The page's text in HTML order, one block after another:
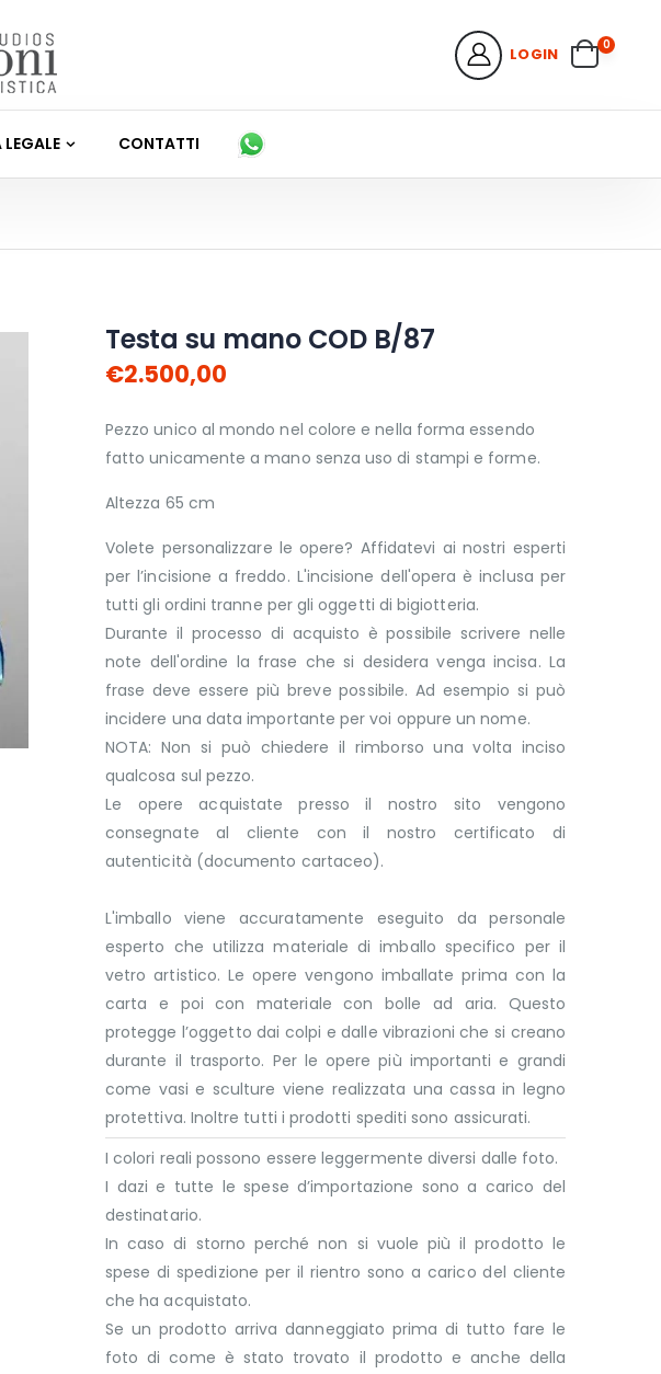
LOGIN 0
LEGALE CONTATTI
Testa su mano COD B/87
€2.500,00
Pezzo unico al mondo nel colore e nella forma essendo
fatto unicamente a mano senza uso di stampi e forme.
Altezza 65 cm
Volete personalizzare le opere? Affidatevi ai nostri esperti
per l’incisione a freddo. L'incisione dell'opera è inclusa per
tutti gli ordini tranne per gli oggetti di bigiotteria.
Durante il processo di acquisto è possibile scrivere nelle
note dell'ordine la frase che si desidera venga incisa. La
frase deve essere più breve possibile. Ad esempio si può
incidere una data importante per voi oppure un nome.
NOTA: Non si può chiedere il rimborso una volta inciso
qualcosa sul pezzo.
Le opere acquistate presso il nostro sito vengono
consegnate al cliente con il nostro certificato di
autenticità (documento cartaceo).
L'imballo viene accuratamente eseguito da personale
esperto che utilizza materiale di imballo specifico per il
vetro artistico. Le opere vengono imballate prima con la
carta e poi con materiale con bolle ad aria. Questo
protegge l’oggetto dai colpi e dalle vibrazioni che si creano
durante il trasporto. Per le opere più importanti e grandi
come vasi e sculture viene realizzata una cassa in legno
protettiva. Inoltre tutti i prodotti spediti sono assicurati.
I colori reali possono essere leggermente diversi dalle foto.
I dazi e tutte le spese d’importazione sono a carico del
destinatario.
In caso di storno perché non si vuole più il prodotto le
spese di spedizione per il rientro sono a carico del cliente
che ha acquistato.
Se un prodotto arriva danneggiato prima di tutto fare le
foto di come è stato trovato il prodotto e anche della